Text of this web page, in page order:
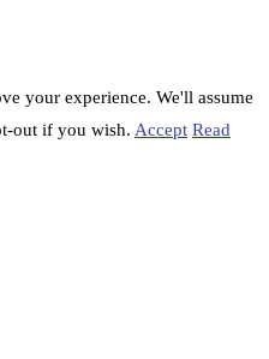
your experience. We'll assume
out if you wish. Accept Read